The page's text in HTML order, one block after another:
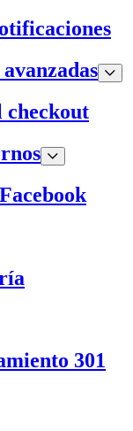
checkout
301